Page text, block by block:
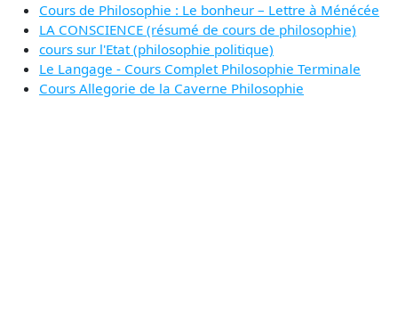
Cours de Philosophie : Le bonheur – Lettre à Ménécée
LA CONSCIENCE (résumé de cours de philosophie)
cours sur l'Etat (philosophie politique)
Le Langage - Cours Complet Philosophie Terminale
Cours Allegorie de la Caverne Philosophie